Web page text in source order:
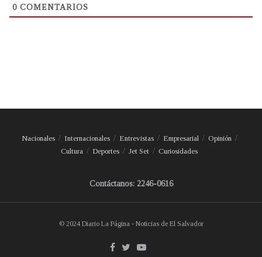
0 COMENTARIOS
Nacionales Internacionales Entrevistas Empresarial
Opinión
Cultura
Deportes Jet Set Curiosidades
Contáctanos: 2246-0616
© 2024 Diario La Página - Noticias de El Salvador